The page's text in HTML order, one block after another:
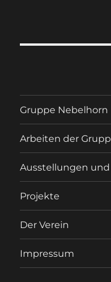
Gruppe Nebelhorn
Arbeiten der
Ausstellungen
Projekte
Der Verein
Impressum